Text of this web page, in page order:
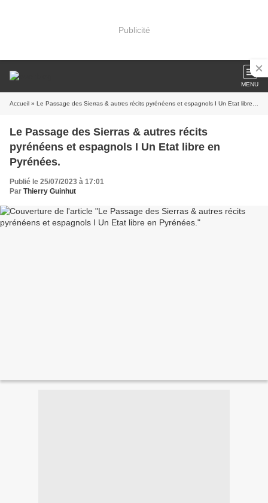
Publicité
MENU
Accueil » Le Passage des Sierras & autres récits pyrénéens et espagnols I Un Etat libre en Pyrénées.
Le Passage des Sierras & autres récits
pyrénéens et espagnols I Un Etat libre en
Pyrénées.
Publié le 25/07/2023 à 17:01
Par Thierry Guinhut